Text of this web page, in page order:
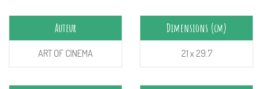
Auteur
ART OF CINEMA
Dimensions (cm)
21 x 29.7